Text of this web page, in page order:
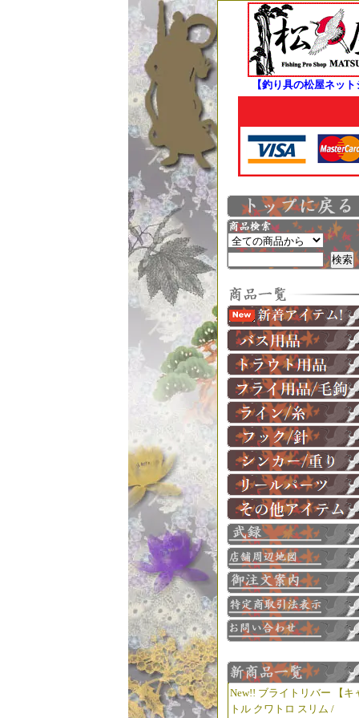
【釣り具の松屋ネット
New!! ブライトリバー 【キ
トル クワトロ スリム /